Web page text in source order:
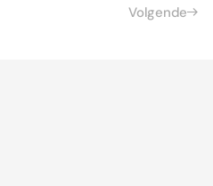
Volgende